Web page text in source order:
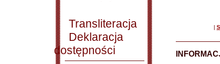
Transliteracja
Deklaracja
dostępności
|